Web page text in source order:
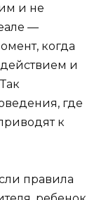
и не
—
когда
и
где
к
правила